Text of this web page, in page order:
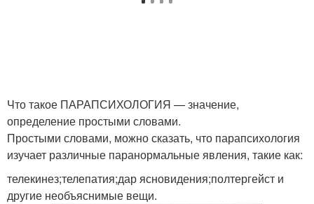
Что такое ПАРАПСИХОЛОГИЯ — значение,
определение простыми словами.
Простыми словами, можно сказать, что парапсихология
изучает различные паранормальные явления, такие как:
телекинез;телепатия;дар ясновидения;полтергейст и
другие необъяснимые вещи.